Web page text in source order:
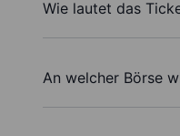
Wie lautet das
An welcher Börse